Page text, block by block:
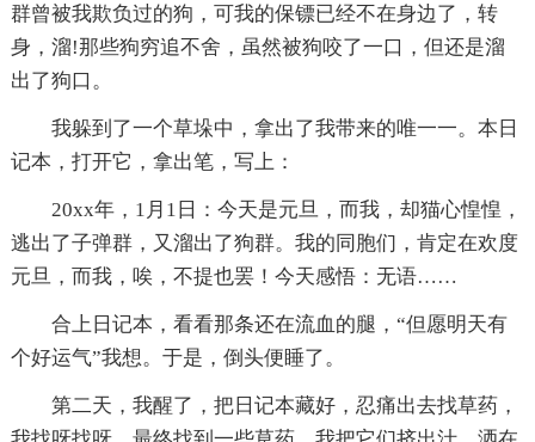
群曾被我欺负过的狗，可我的保镖已经不在身边了，转
身，溜!那些狗穷追不舍，虽然被狗咬了一口，但还是溜
出了狗口。
我躲到了一个草垛中，拿出了我带来的唯一一。本日
记本，打开它，拿出笔，写上：
20xx年，1月1日：今天是元旦，而我，却猫心惶惶，
逃出了子弹群，又溜出了狗群。我的同胞们，肯定在欢度
元旦，而我，唉，不提也罢！今天感悟：无语……
合上日记本，看看那条还在流血的腿，“但愿明天有
个好运气”我想。于是，倒头便睡了。
第二天，我醒了，把日记本藏好，忍痛出去找草药，